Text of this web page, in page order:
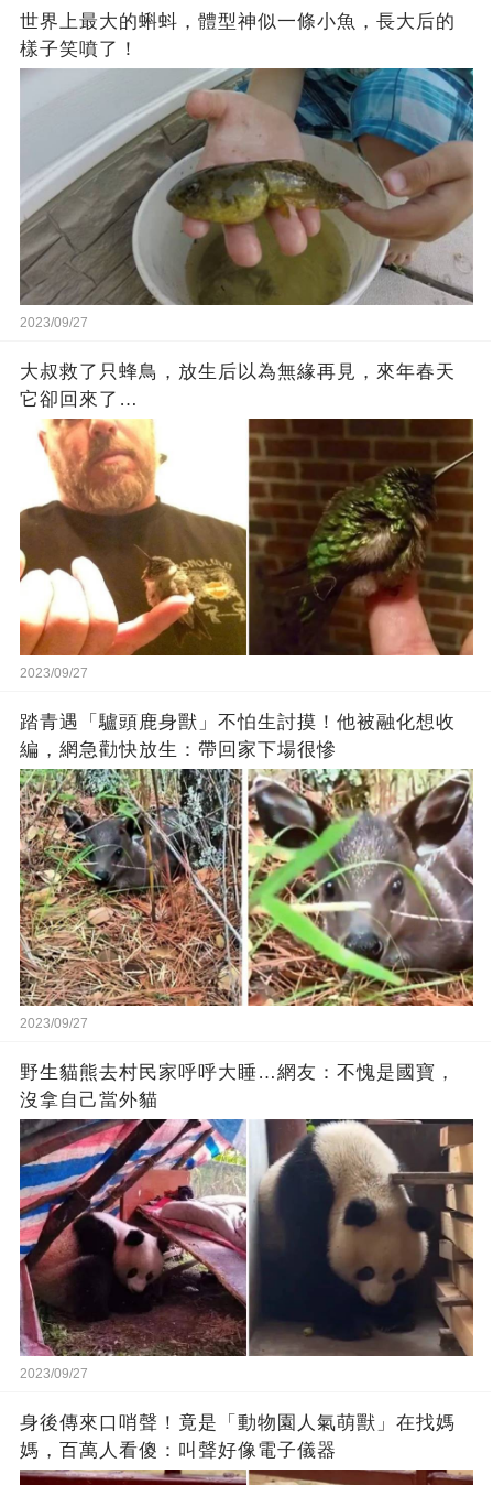
世界上最大的蝌蚪，體型神似一條小魚，長大后的
樣子笑噴了！
2023/09/27
大叔救了只蜂鳥，放生后以為無緣再見，來年春天
它卻回來了…
2023/09/27
踏青遇「驢頭鹿身獸」不怕生討摸！他被融化想收
編，網急勸快放生：帶回家下場很慘
2023/09/27
野生貓熊去村民家呼呼大睡…網友：不愧是國寶，
沒拿自己當外貓
2023/09/27
身後傳來口哨聲！竟是「動物園人氣萌獸」在找媽
媽，百萬人看傻：叫聲好像電子儀器